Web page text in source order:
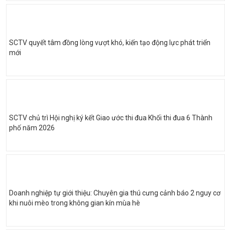
SCTV quyết tâm đồng lòng vượt khó, kiến tạo động lực phát triển
mới
SCTV chủ trì Hội nghị ký kết Giao ước thi đua Khối thi đua 6 Thành
phố năm 2026
Doanh nghiệp tự giới thiệu: Chuyên gia thú cưng cảnh báo 2 nguy cơ
khi nuôi mèo trong không gian kín mùa hè